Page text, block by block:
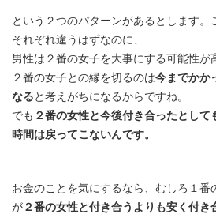
という２つのパターンがあるとします。
それぞれ違うはずなのに、
男性は２番の女子を大事にする可能性が
２番の女子との縁を切るのは今までかか
なると考えがちになるからですね。
でも ２番の女性と今後付き合ったとして
時間は戻ってこないんです。
お金のことを気にするなら、むしろ１番
が２番の女性と付き合うよりも安く付き